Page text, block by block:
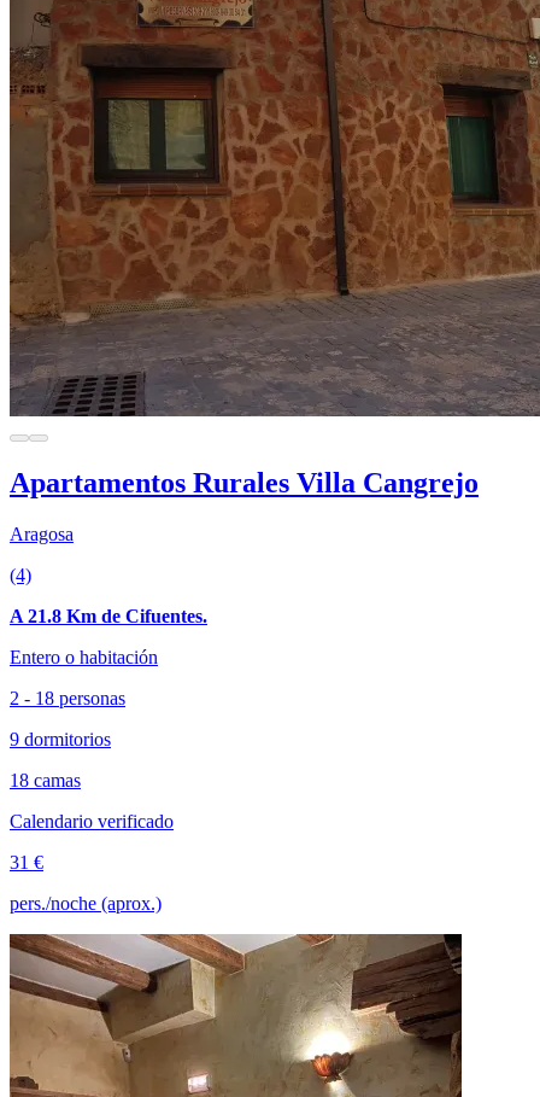
Apartamentos Rurales Villa Cangrejo
Aragosa
(4)
A 21.8 Km de Cifuentes.
Entero o habitación
2 - 18 personas
9 dormitorios
18 camas
Calendario verificado
31 €
pers./noche (aprox.)